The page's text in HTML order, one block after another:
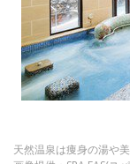
天然温泉は痩身の湯や